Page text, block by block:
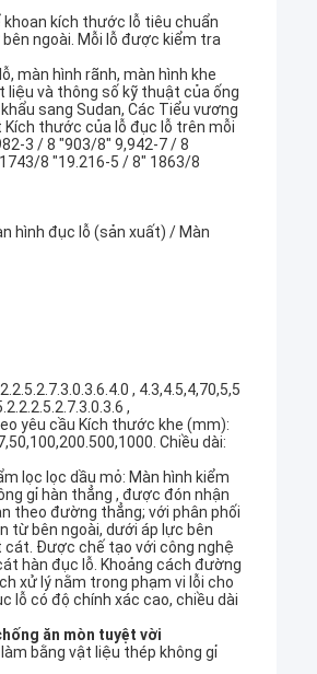
kích thước lỗ tiêu chuẩn
ngoài. Mỗi lỗ được kiểm tra
màn hình rãnh, màn hình khe
liệu và thông số kỹ thuật của ống
sang Sudan, Các Tiểu vương
Kích thước của lỗ đục lỗ trên mỗi
3 / 8 "903/8" 9,942-7 / 8
8 "19.216-5 / 8" 1863/8
hình đục lỗ (sản xuất) / Màn
, 4.3,4.5,4,70,5,5
,
yêu cầu Kích thước khe (mm):
Chiều dài:
lọc lọc dầu mỏ: Màn hình kiểm
gỉ hàn thẳng , được đón nhận
theo đường thẳng; với phân phối
từ bên ngoài, dưới áp lực bên
cát. Được chế tạo với công nghệ
hàn đục lỗ. Khoảng cách đường
xử lý nằm trong phạm vi lỗi cho
lỗ có độ chính xác cao, chiều dài
ăn mòn tuyệt vời
bằng vật liệu thép không gỉ